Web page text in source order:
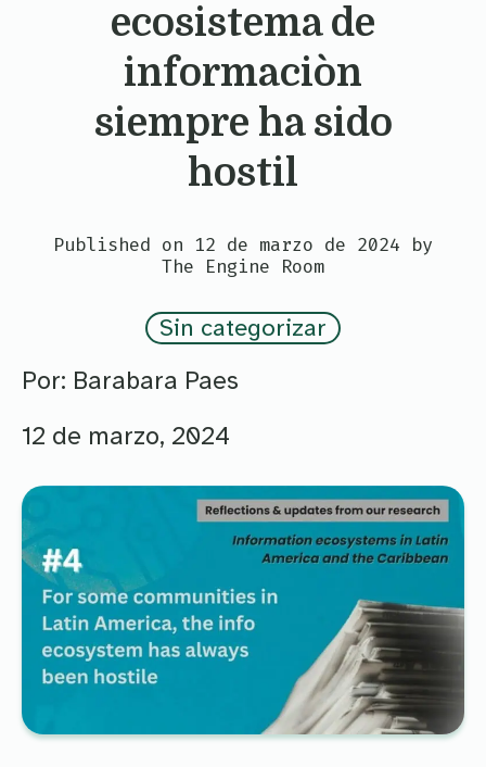
ecosistema de
informaciòn
siempre ha sido
hostil
Published on 12 de marzo de 2024 by
The Engine Room
Sin categorizar
Por: Barabara Paes
12 de marzo, 2024